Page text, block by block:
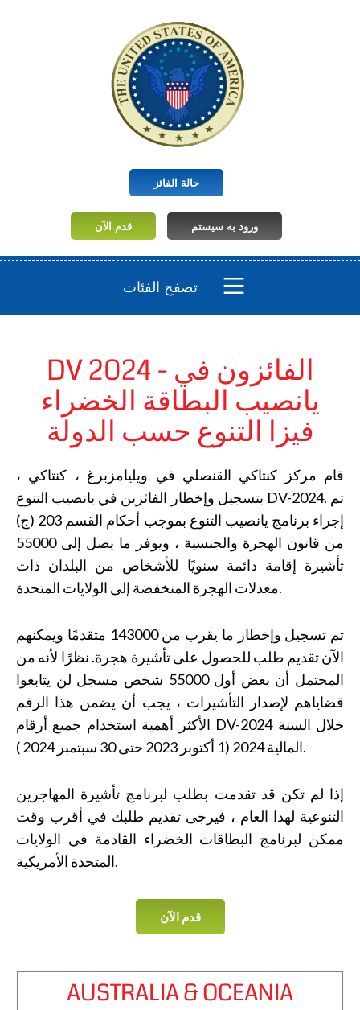
حالة الفائز
قدم الآن ورود به سیستم
تصفح الفئات
DV 2024 - الفائزون في
يانصيب البطاقة الخضراء
فيزا التنوع حسب الدولة
قام مركز كنتاكي القنصلي في ويليامزبرغ ، كنتاكي ،
بتسجيل وإخطار الفائزين في يانصيب التنوع DV-2024. تم
إجراء برنامج يانصيب التنوع بموجب أحكام القسم 203 (ج)
من قانون الهجرة والجنسية ، ويوفر ما يصل إلى 55000
تأشيرة إقامة دائمة سنويًا للأشخاص من البلدان ذات
معدلات الهجرة المنخفضة إلى الولايات المتحدة.
تم تسجيل وإخطار ما يقرب من 143000 متقدمًا ويمكنهم
الآن تقديم طلب للحصول على تأشيرة هجرة. نظرًا لأنه من
المحتمل أن بعض أول 55000 شخص مسجل لن يتابعوا
قضاياهم لإصدار التأشيرات ، يجب أن يضمن هذا الرقم
الأكثر أهمية استخدام جميع أرقام DV-2024 خلال السنة
المالية 2024 (1 أكتوبر 2023 حتى 30 سبتمبر 2024 ).
إذا لم تكن قد تقدمت بطلب لبرنامج تأشيرة المهاجرين
التنوعية لهذا العام ، فيرجى تقديم طلبك في أقرب وقت
ممكن لبرنامج البطاقات الخضراء القادمة في الولايات
المتحدة الأمريكية.
قدم الآن
AUSTRALIA & OCEANIA